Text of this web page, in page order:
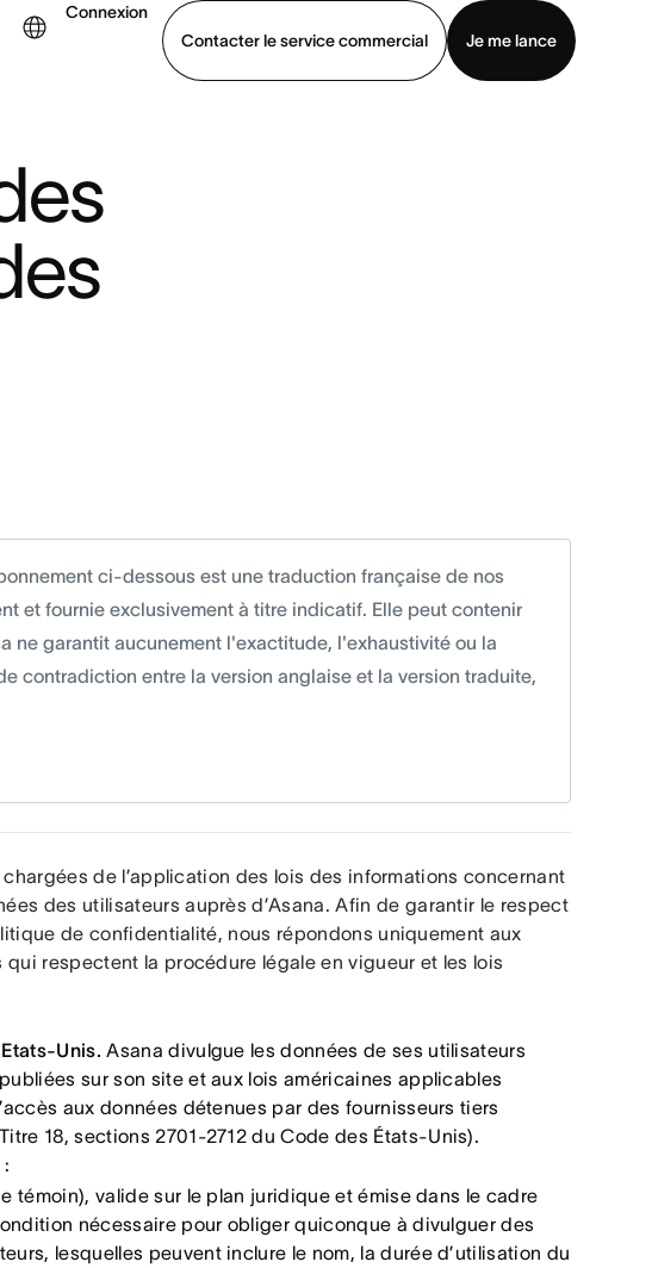
Connexion
Contacter le service commercial
Je me lance
ci-dessous est une traduction française de nos
et fournie exclusivement à titre indicatif. Elle peut contenir
ne garantit aucunement l'exactitude, l'exhaustivité ou la
contradiction entre la version anglaise et la version traduite,
de l’application des lois des informations concernant
des utilisateurs auprès d’Asana. Afin de garantir le respect
de confidentialité, nous répondons uniquement aux
respectent la procédure légale en vigueur et les lois
Unis. Asana divulgue les données de ses utilisateurs
sur son site et aux lois américaines applicables
aux données détenues par des fournisseurs tiers
18, sections 2701-2712 du Code des États-Unis).
témoin), valide sur le plan juridique et émise dans le cadre
nécessaire pour obliger quiconque à divulguer des
lesquelles peuvent inclure le nom, la durée d’utilisation du